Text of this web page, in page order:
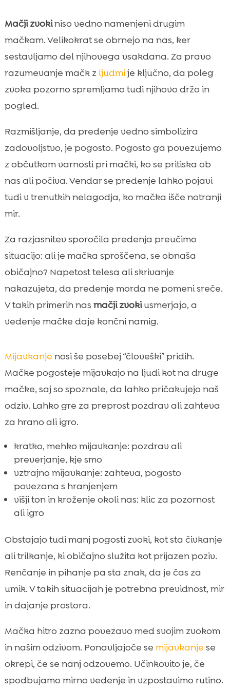
Mačji zvokiniso vedno namenjeni drugim
mačkam. Velikokrat se obrnejo na nas, ker
sestavljamo del njihovega vsakdana. Za pravo
razumevanje mačk z ljudmije ključno, da poleg
zvoka pozorno spremljamo tudi njihovo držo in
pogled.
Razmišljanje, da predenje vedno simbolizira
zadovoljstvo, je pogosto. Pogosto ga povezujemo
z občutkom varnosti pri mački, ko se pritiska ob
nas ali počiva. Vendar se predenje lahko pojavi
tudi v trenutkih nelagodja, ko mačka išče notranji
mir.
Za razjasnitev sporočila predenja preučimo
situacijo: ali je mačka sproščena, se obnaša
običajno? Napetost telesa ali skrivanje
nakazujeta, da predenje morda ne pomeni sreče.
V takih primerih nas mačji zvokiusmerjajo, a
vedenje mačke daje končni namig.
Mijavkanje nosi še posebej “človeški” pridih.
Mačke pogosteje mijavkajo na ljudi kot na druge
mačke, saj so spoznale, da lahko pričakujejo naš
odziv. Lahko gre za preprost pozdrav ali zahteva
za hrano ali igro.
kratko, mehko mijavkanje: pozdrav ali
preverjanje, kje smo
vztrajno mijavkanje: zahteva, pogosto
povezana s hranjenjem
višji ton in kroženje okoli nas: klic za pozornost
ali igro
Obstajajo tudi manj pogosti zvoki, kot sta čivkanje
ali trilkanje, ki običajno služita kot prijazen poziv.
Renčanje in pihanje pa sta znak, da je čas za
umik. V takih situacijah je potrebna previdnost, mir
in dajanje prostora.
Mačka hitro zazna povezavo med svojim zvokom
in našim odzivom. Ponavljajoče se mijavkanje se
okrepi, če se nanj odzovemo. Učinkovito je, če
spodbujamo mirno vedenje in vzpostavimo rutino.